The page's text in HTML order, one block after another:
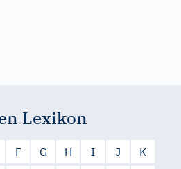
Lexikon
F G H I J
K